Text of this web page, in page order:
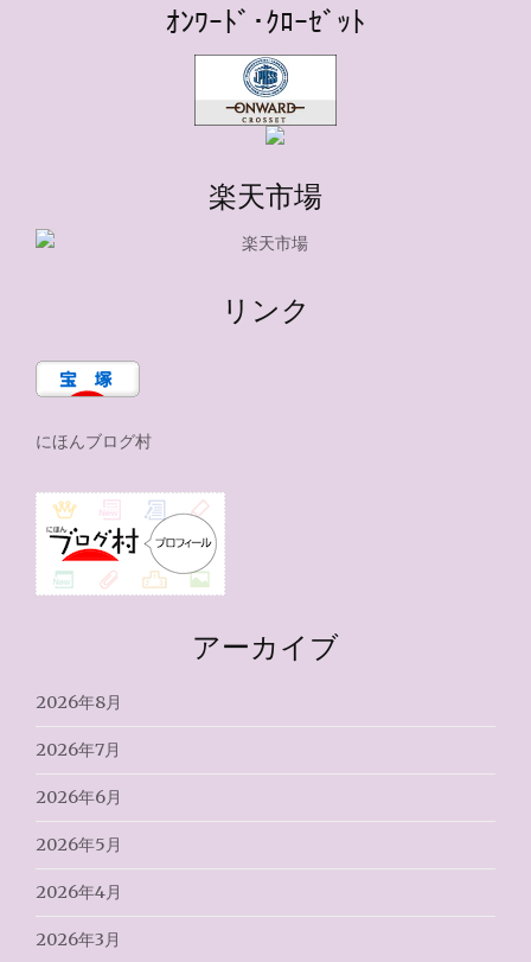
ｵﾝﾜｰﾄﾞ･ｸﾛｰｾﾞｯﾄ
楽天市場
リンク
にほんブログ村
アーカイブ
2026年8月
2026年7月
2026年6月
2026年5月
2026年4月
2026年3月